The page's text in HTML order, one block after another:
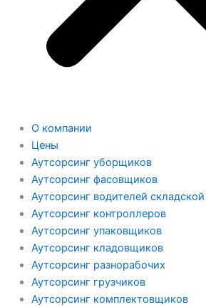
О компании
Цены
Аутсорсинг уборщиков
Аутсорсинг фасовщиков
Аутсорсинг водителей
Аутсорсинг контроллеров
Аутсорсинг упаковщиков
Аутсорсинг кладовщиков
Аутсорсинг разнорабочих
Аутсорсинг грузчиков
Аутсорсинг комплектовщиков